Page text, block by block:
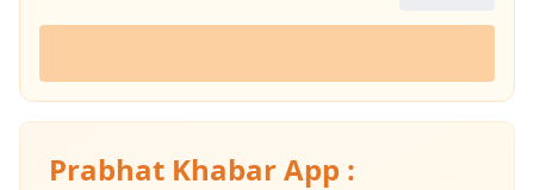
Prabhat Khabar App :